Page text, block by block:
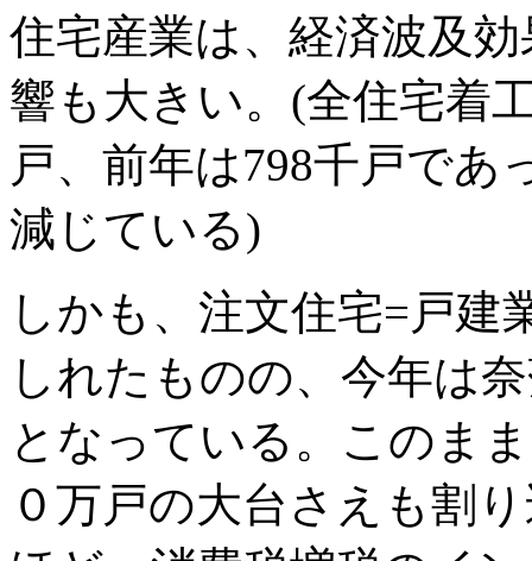
住宅産業は、経済波及
響も大きい。(全住宅着
戸、前年は798千戸で
減じている)
しかも、注文住宅=戸建
しれたものの、今年は
となっている。このま
０万戸の大台さえも割